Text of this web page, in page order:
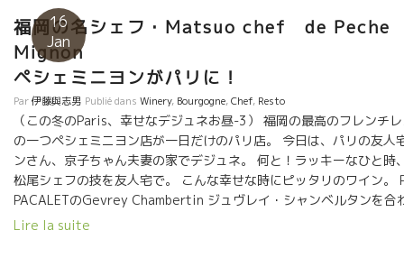
いて横取りしていく、バイヤーが増えてくるだろう。わが社の利
益至上主義のビジネスマン的なバイヤーが増えてきている。 価格
競争で他を蹴落としていくビジネスがこの世界にも出てくるだろ
う。 人間関係を大切にしながら本然的な関係で成り立っていた自
然派の中に、いわゆる普通のビジネスの分野の人達が参入してき
たと云える。 造り手も、販売する人も、飲む人も、人間的である
こと、人間としての生き方の哲学が大切な時代がやって来たと云
える。 利益至上主義のビジネスの仕組みに流れていくと、この自
然派の流れの“純”な大切な部分が無くなっていくだろう。 どのワ
インを、誰から買って、誰に売って、どんな風に提供していく
か、どんな風に飲まれていくか、大切な時代が到来している。 自
分のところに手に入りさえすればOKという考え方では、自然派の
ショー、 ルシヨンのル・ブー・デュ・モンドまで南下したまさに
弾丸ツアーだった。 さてオリヴィエのカベルネ・フラン2007は熟
成感など枯れたニュアンスは一切なく、ガメイのごとく果実味溢
れ、みずみずしい。タンニンはとても滑らかで、カベルネ・フラ
ンの持つ気品のある青みが、さらに清涼感を与えてくれた。 サン
セール、お宝ワインがたっぷり。 ツアーの想いで話に花が咲き、
気がつけば、、、、また時間が経つのを忘れてしまいまし
た。。。 Le Sancerre 調布市仙川町1-19-36
ヴァレット醸造のフィリップ・ヴァレット プイィ・フイッセの硬
い石灰岩盤土壌。この岩盤に入り込んだ根っ子が吸い上げるミネ
ラルは半端 ではない。 他のブルゴーニュでは表現できないスタイ
ルのミネラル感がここにはある。 物凄いミネラリーで力強いタッ
チのシャルドネ。ミネラルのチャンピオンといってもよい。 この
ミネラルが熟成したときの素晴らしさ、言葉に表現できない程
だ。 他では類を見ないスタイル。 人間的にも親分肌で確固たる意
志の強さがあるフィリップ・ヴァレット。 一飲の価値は大きい。
（問合せはBMO, トロワザムール恵比寿店で飲めます）
16
Jan
福岡の名シェフ・Matsuo chef de Peche
ペシェミニヨンがパリに！
Par伊藤與志男 Publié dans Winery, Bourgogne,Chef, Resto
（この冬のParis、幸せなデジュネお昼-3） 福岡の最高のフレンチ
の一つペシェミニヨン店が一日だけのパリ店。 今日は、パリの友人
ンさん、京子ちゃん夫妻の家でデジュネ。 何と！ラッキーなひと時
松尾シェフの技を友人宅で。 こんな幸せな時にピッタリのワイン
PACALETのGevrey Chambertin ジュヴレイ・シャンベルタンを合
松尾さんは若き頃、フランスの星付きで修業、東京のシェ・イノで
Lire la suite